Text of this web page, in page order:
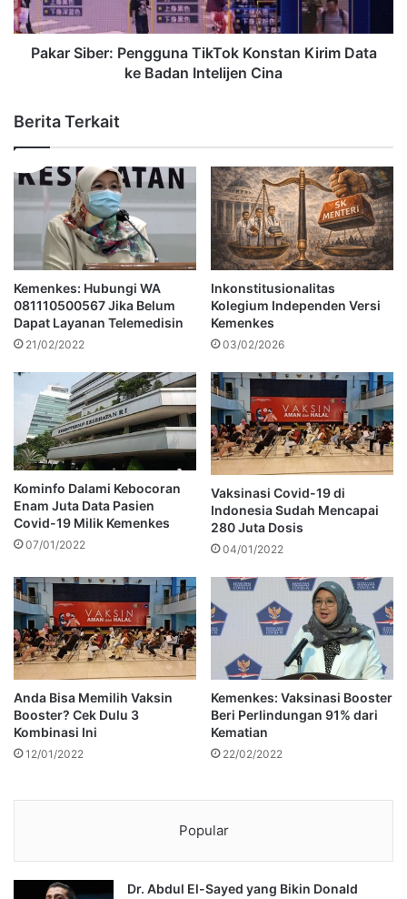
Pakar Siber: Pengguna TikTok Konstan Kirim Data
ke Badan Intelijen Cina
Berita Terkait
Kemenkes: Hubungi WA
081110500567 Jika Belum
Dapat Layanan Telemedisin
21/02/2022
Inkonstitusionalitas
Kolegium Independen Versi
Kemenkes
03/02/2026
Kominfo Dalami Kebocoran
Enam Juta Data Pasien
Covid-19 Milik Kemenkes
07/01/2022
Vaksinasi Covid-19 di
Indonesia Sudah Mencapai
280 Juta Dosis
04/01/2022
Anda Bisa Memilih Vaksin
Booster? Cek Dulu 3
Kombinasi Ini
12/01/2022
Kemenkes: Vaksinasi Booster
Beri Perlindungan 91% dari
Kematian
22/02/2022
Popular
Dr. Abdul El-Sayed yang Bikin Donald